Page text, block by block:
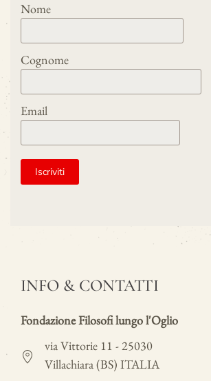
Nome
Cognome
Email
INFO & CONTATTI
Fondazione Filosofi lungo l'Oglio
via Vittorie 11 - 25030
Villachiara (BS) ITALIA